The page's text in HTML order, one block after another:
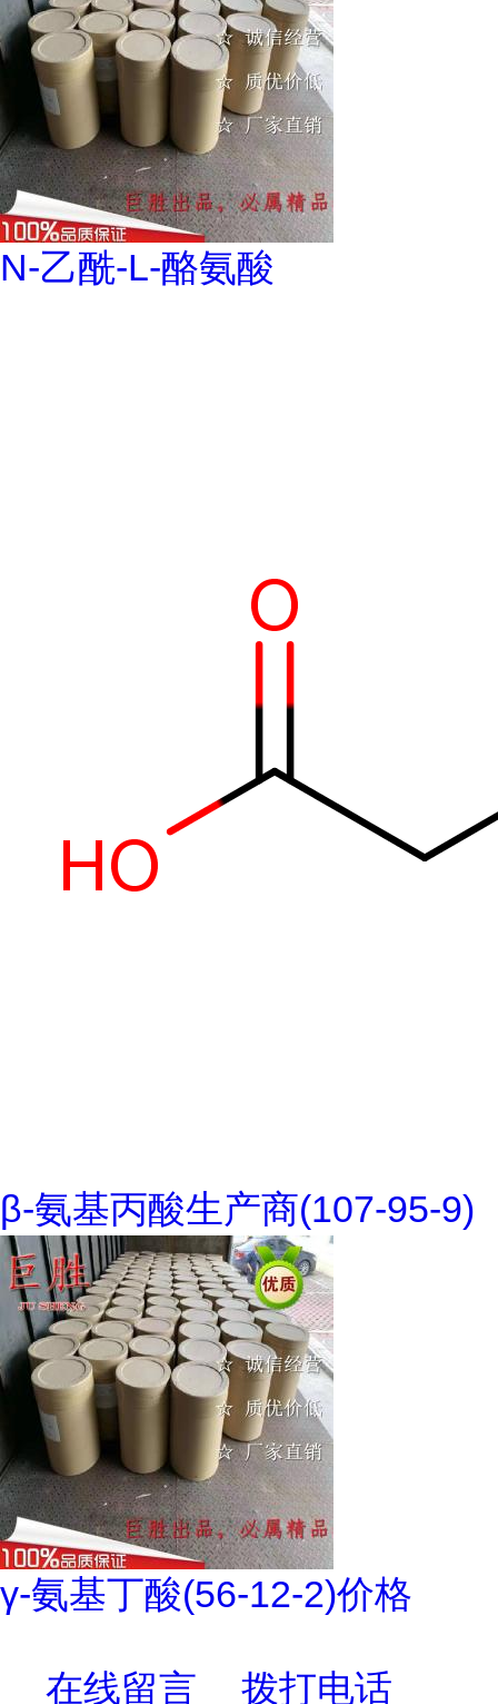
N-乙酰-L-酪氨酸
β-氨基丙酸生产商(107-95-9)
γ-氨基丁酸(56-12-2)价格
在线留言 拨打电话